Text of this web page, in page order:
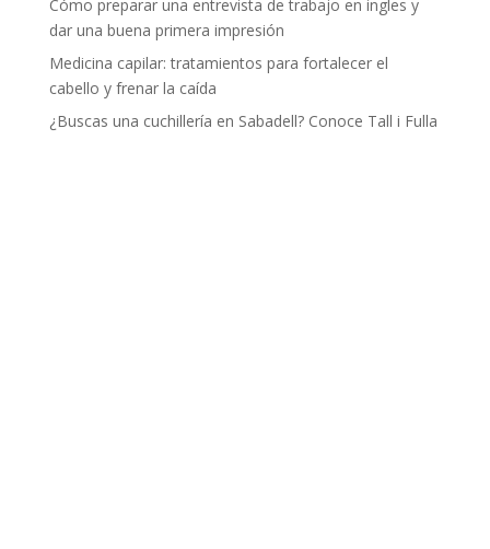
Cómo preparar una entrevista de trabajo en ingles y
dar una buena primera impresión
Medicina capilar: tratamientos para fortalecer el
cabello y frenar la caída
¿Buscas una cuchillería en Sabadell? Conoce Tall i Fulla